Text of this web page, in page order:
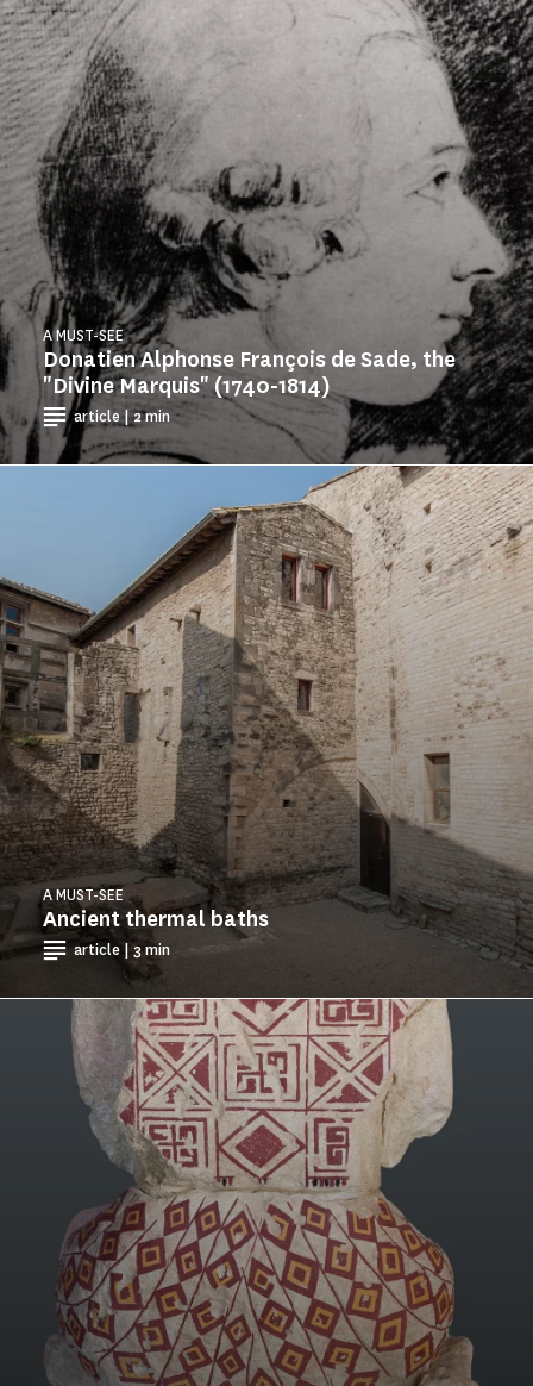
Donatien Alphonse François de Sade, the
"Divine Marquis" (1740-1814)
A MUST-SEE
article | 2 min
Ancient thermal baths
A MUST-SEE
article | 3 min